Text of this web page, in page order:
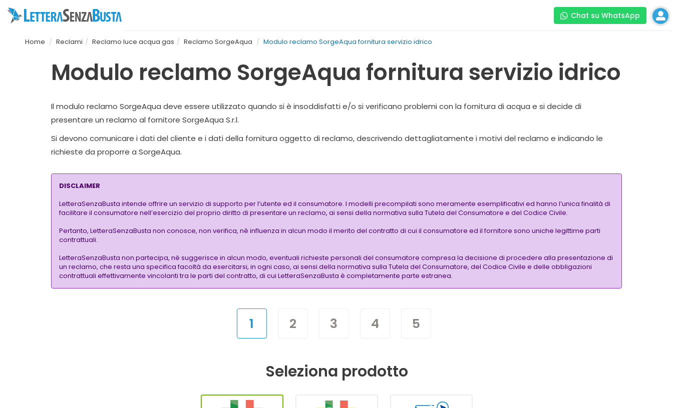
Chat su WhatsApp
Home Reclami Reclamo luce acqua gas Reclamo SorgeAqua Modulo reclamo SorgeAqua fornitura servizio idrico
Modulo reclamo SorgeAqua fornitura servizio idrico
Il modulo reclamo SorgeAqua deve essere utilizzato quando si è insoddisfatti e/o si verificano problemi con la fornitura di acqua e si decide di
presentare un reclamo al fornitore SorgeAqua S.r.l.
Si devono comunicare i dati del cliente e i dati della fornitura oggetto di reclamo, descrivendo dettagliatamente i motivi del reclamo e indicando le
richieste da proporre a SorgeAqua.
DISCLAIMER
LetteraSenzaBusta intende offrire un servizio di supporto per l’utente ed il consumatore. I modelli precompilati sono meramente esemplificativi ed hanno l’unica finalità di
facilitare il consumatore nell’esercizio del proprio diritto di presentare un reclamo, ai sensi della normativa sulla Tutela del Consumatore e del Codice Civile.
Pertanto, LetteraSenzaBusta non conosce, non verifica, nè influenza in alcun modo il merito del contratto di cui il consumatore ed il fornitore sono uniche legittime parti
contrattuali.
LetteraSenzaBusta non partecipa, nè suggerisce in alcun modo, eventuali richieste personali del consumatore compresa la decisione di procedere alla presentazione di
un reclamo, che resta una specifica facoltà da esercitarsi, in ogni caso, ai sensi della normativa sulla Tutela del Consumatore, del Codice Civile e delle obbligazioni
contrattuali effettivamente vincolanti tra le parti del contratto, di cui LetteraSenzaBusta è completamente parte estranea.
1 2 3 4 5
Seleziona prodotto